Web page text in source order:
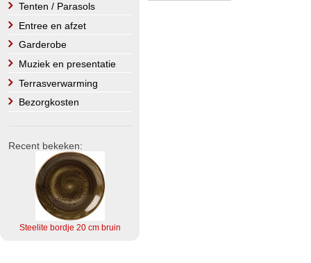
Tenten / Parasols
Entree en afzet
Garderobe
Muziek en presentatie
Terrasverwarming
Bezorgkosten
Recent bekeken:
Steelite bordje 20 cm bruin